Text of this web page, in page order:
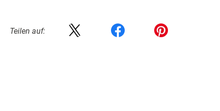
Teilen auf: